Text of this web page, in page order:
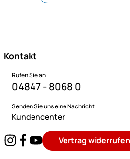
Kontakt
Rufen Sie an
04847 - 8068 0
Senden Sie uns eine Nachricht
Kundencenter
Vertrag widerrufen